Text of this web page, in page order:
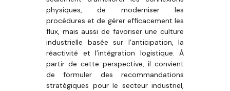
physiques, de moderniser les
procédures et de gérer efficacement les
flux, mais aussi de favoriser une culture
industrielle basée sur l’anticipation, la
réactivité et l’intégration logistique. À
partir de cette perspective, il convient
de formuler des recommandations
stratégiques pour le secteur industriel,